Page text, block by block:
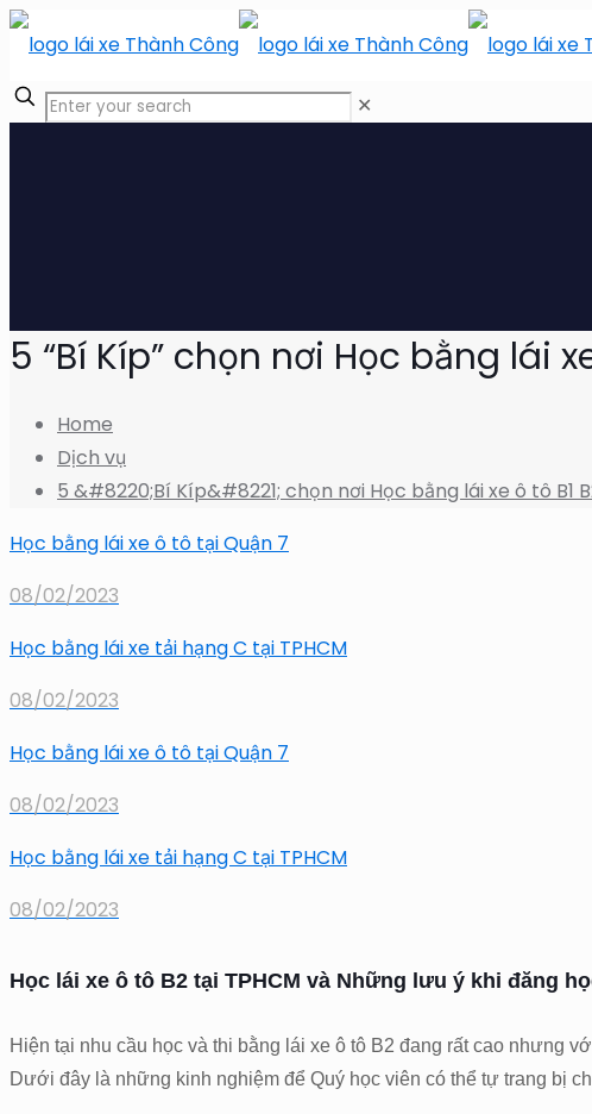
✕
5 “Bí Kíp” chọn nơi Học bằng lái
Home
Dịch vụ
5 &#8220;Bí Kíp&#8221; chọn nơi Học bằng lái xe ô tô B1
Học bằng lái xe ô tô tại Quận 7
08/02/2023
Học bằng lái xe tải hạng C tại TPHCM
08/02/2023
Học bằng lái xe ô tô tại Quận 7
08/02/2023
Học bằng lái xe tải hạng C tại TPHCM
08/02/2023
Học lái xe ô tô B2 tại TPHCM và Những lưu ý khi đăng
Hiện tại nhu cầu học và thi bằng lái xe ô tô B2 đang rất cao nhưng
Dưới đây là những kinh nghiệm để Quý học viên có thể tự trang bị